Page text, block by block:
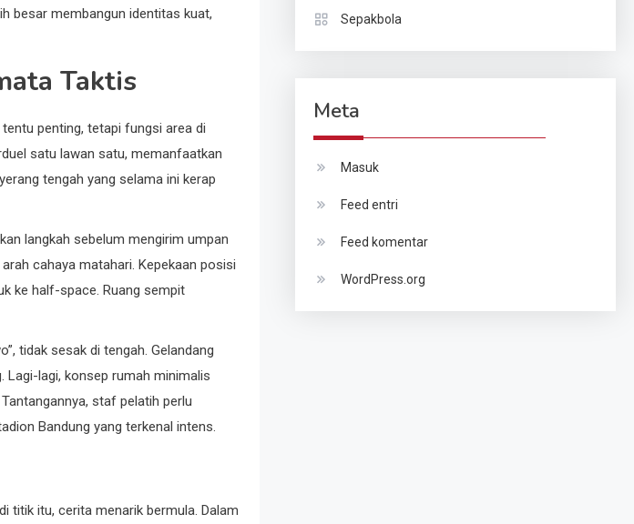
besar membangun identitas kuat,
Taktis
penting, tetapi fungsi area di
satu lawan satu, memanfaatkan
tengah yang selama ini kerap
langkah sebelum mengirim umpan
cahaya matahari. Kepekaan posisi
ke half-space. Ruang sempit
tidak sesak di tengah. Gelandang
Lagi-lagi, konsep rumah minimalis
staf pelatih perlu
Bandung yang terkenal intens.
titik itu, cerita menarik bermula. Dalam
Sepakbola
Meta
Masuk
Feed entri
Feed komentar
WordPress.org